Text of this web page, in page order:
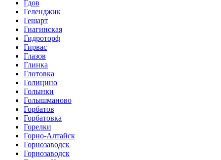
Гдов
Геленджик
Гешарт
Гиагинская
Гидроторф
Гирвас
Глазов
Глинка
Глотовка
Голицино
Голынки
Голышманово
Горбатов
Горбатовка
Горелки
Горно-Алтайск
Горнозаводск
Горнозаводск